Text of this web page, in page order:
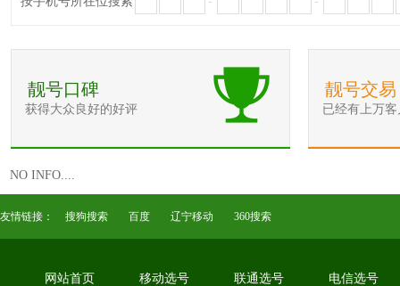
靓号口碑
获得大众良好的好评
靓号交易
已经有上万
NO INFO....
友情链接： 搜狗搜索 百度 辽宁移动 360搜索
网站首页 移动选号 联通选号 电信选号